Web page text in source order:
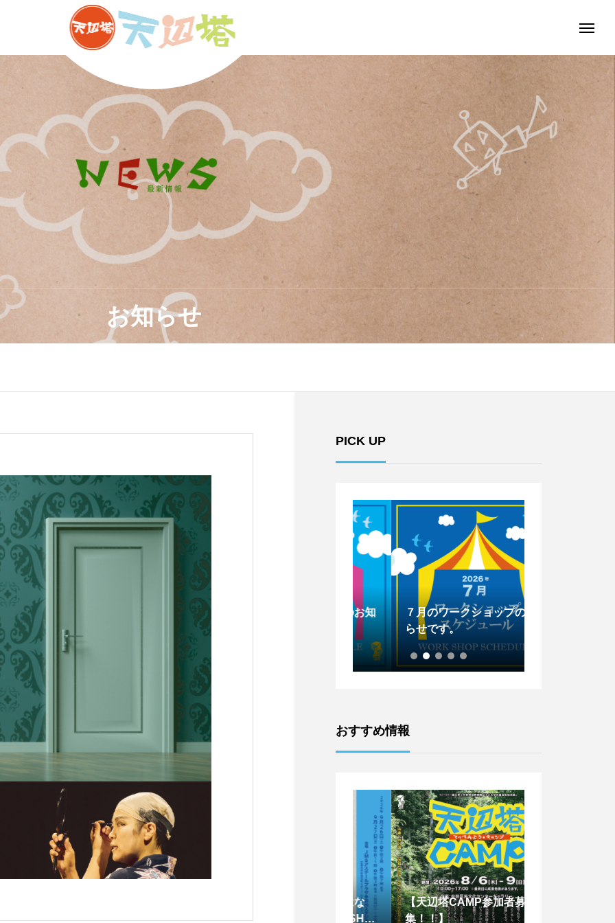
お知らせ
PICK UP
4月のワークショップのお知
らせです。
８月のワークショップのお知
らせです。
７月のワークショップのお知
らせです。
おすすめ情報
ークショップ開催！！】
し』凪の演劇祭〜HIROSHIM
【天辺塔CAMP参加者募
集！！】